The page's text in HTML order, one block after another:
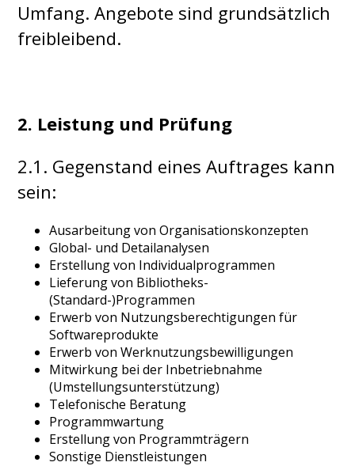
Umfang. Angebote sind grundsätzlich
freibleibend.
2. Leistung und Prüfung
2.1. Gegenstand eines Auftrages kann
sein:
Ausarbeitung von Organisationskonzepten
Global- und Detailanalysen
Erstellung von Individualprogrammen
Lieferung von Bibliotheks-
(Standard-)Programmen
Erwerb von Nutzungsberechtigungen für
Softwareprodukte
Erwerb von Werknutzungsbewilligungen
Mitwirkung bei der Inbetriebnahme
(Umstellungsunterstützung)
Telefonische Beratung
Programmwartung
Erstellung von Programmträgern
Sonstige Dienstleistungen